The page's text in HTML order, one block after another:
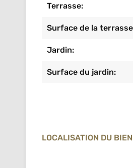
Terrasse:
Surface de la
Jardin:
Surface du jardin:
LOCALISATION DU BIEN